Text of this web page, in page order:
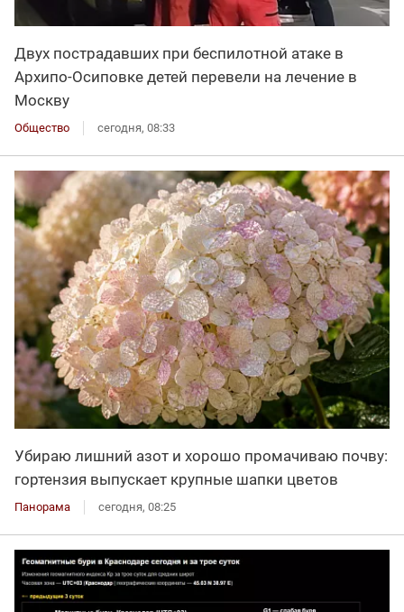
Двух пострадавших при беспилотной атаке в
Архипо-Осиповке детей перевели на лечение в
Москву
Общество сегодня, 08:33
Убираю лишний азот и хорошо промачиваю почву:
гортензия выпускает крупные шапки цветов
Панорама сегодня, 08:25